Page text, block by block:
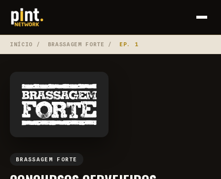
INÍCIO / BRASSAGEM FORTE / EP. 1
BRASSAGEM FORTE